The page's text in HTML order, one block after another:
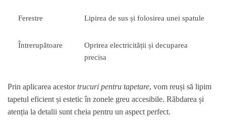
Ferestre Lipirea de sus și folosirea unei spatule
Întrerupătoare
Oprirea electricității și decuparea
precisa
Prin aplicarea acestortrucuri pentru tapetare, vom reuși să lipim
tapetul eficient și estetic în zonele greu accesibile. Răbdarea și
atenția la detalii sunt cheia pentru un aspect perfect.